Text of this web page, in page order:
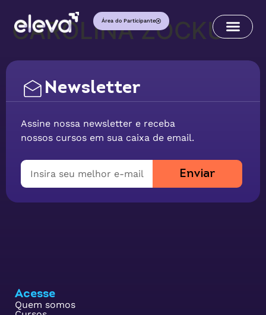
Área do Participante
CAROLINA ZOCKUN
Newsletter
Assine nossa newsletter e receba
nossos cursos em sua caixa de email.
Enviar
Acesse
Quem somos